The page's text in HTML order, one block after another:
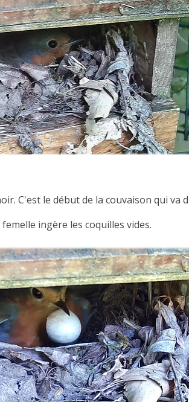
C'est le début de la couvaison qui va
ingère les coquilles vides.